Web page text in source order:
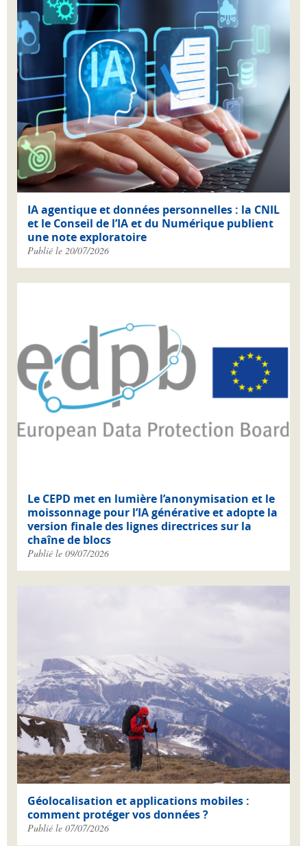
IA agentique et données personnelles : la CNIL
et le Conseil de l’IA et du Numérique publient
une note exploratoire
Publié le 20/07/2026
Le CEPD met en lumière l’anonymisation et le
moissonnage pour l’IA générative et adopte la
version finale des lignes directrices sur la
chaîne de blocs
Publié le 09/07/2026
Géolocalisation et applications mobiles :
comment protéger vos données ?
Publié le 07/07/2026